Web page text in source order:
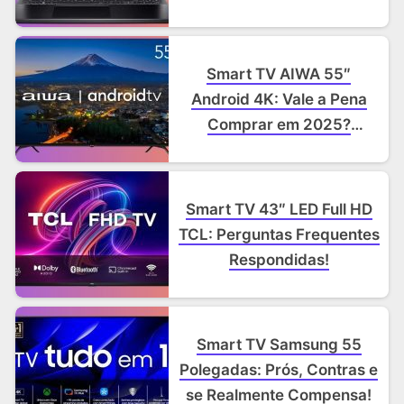
Smart TV AIWA 55″
Android 4K: Vale a Pena
Comprar em 2025?
Smart TV 43″ LED Full HD
TCL: Perguntas Frequentes
Respondidas!
Smart TV Samsung 55
Polegadas: Prós, Contras e
se Realmente Compensa!